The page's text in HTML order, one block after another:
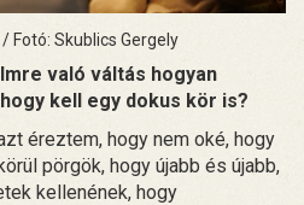
/ Fotó: Skublics Gergely
való váltás hogyan
kell egy dokus kör is?
éreztem, hogy nem oké, hogy
pörgök, hogy újabb és újabb,
kellenének, hogy